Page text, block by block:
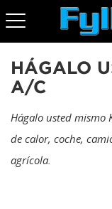
HÁGALO
A/C
Hágalo usted mismo
de calor, coche,
agrícola.